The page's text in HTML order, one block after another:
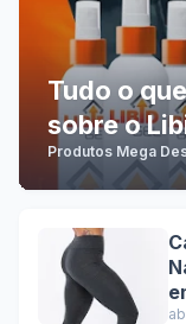
Tudo o
sobre o
Produtos Mega